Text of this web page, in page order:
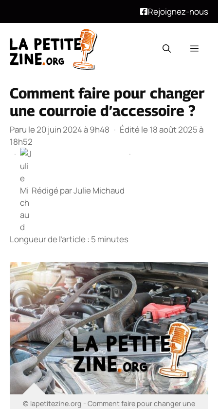
Rejoignez-nous
contenu
Comment faire pour changer
une courroie d’accessoire ?
Paru le 20 juin 2024 à 9h48 · Édité le 18 août 2025 à
18h52
·
Rédigé parJulie Michaud
·
Longueur de l’article : 5 minutes
© lapetitezine.org - Comment faire pour changer une